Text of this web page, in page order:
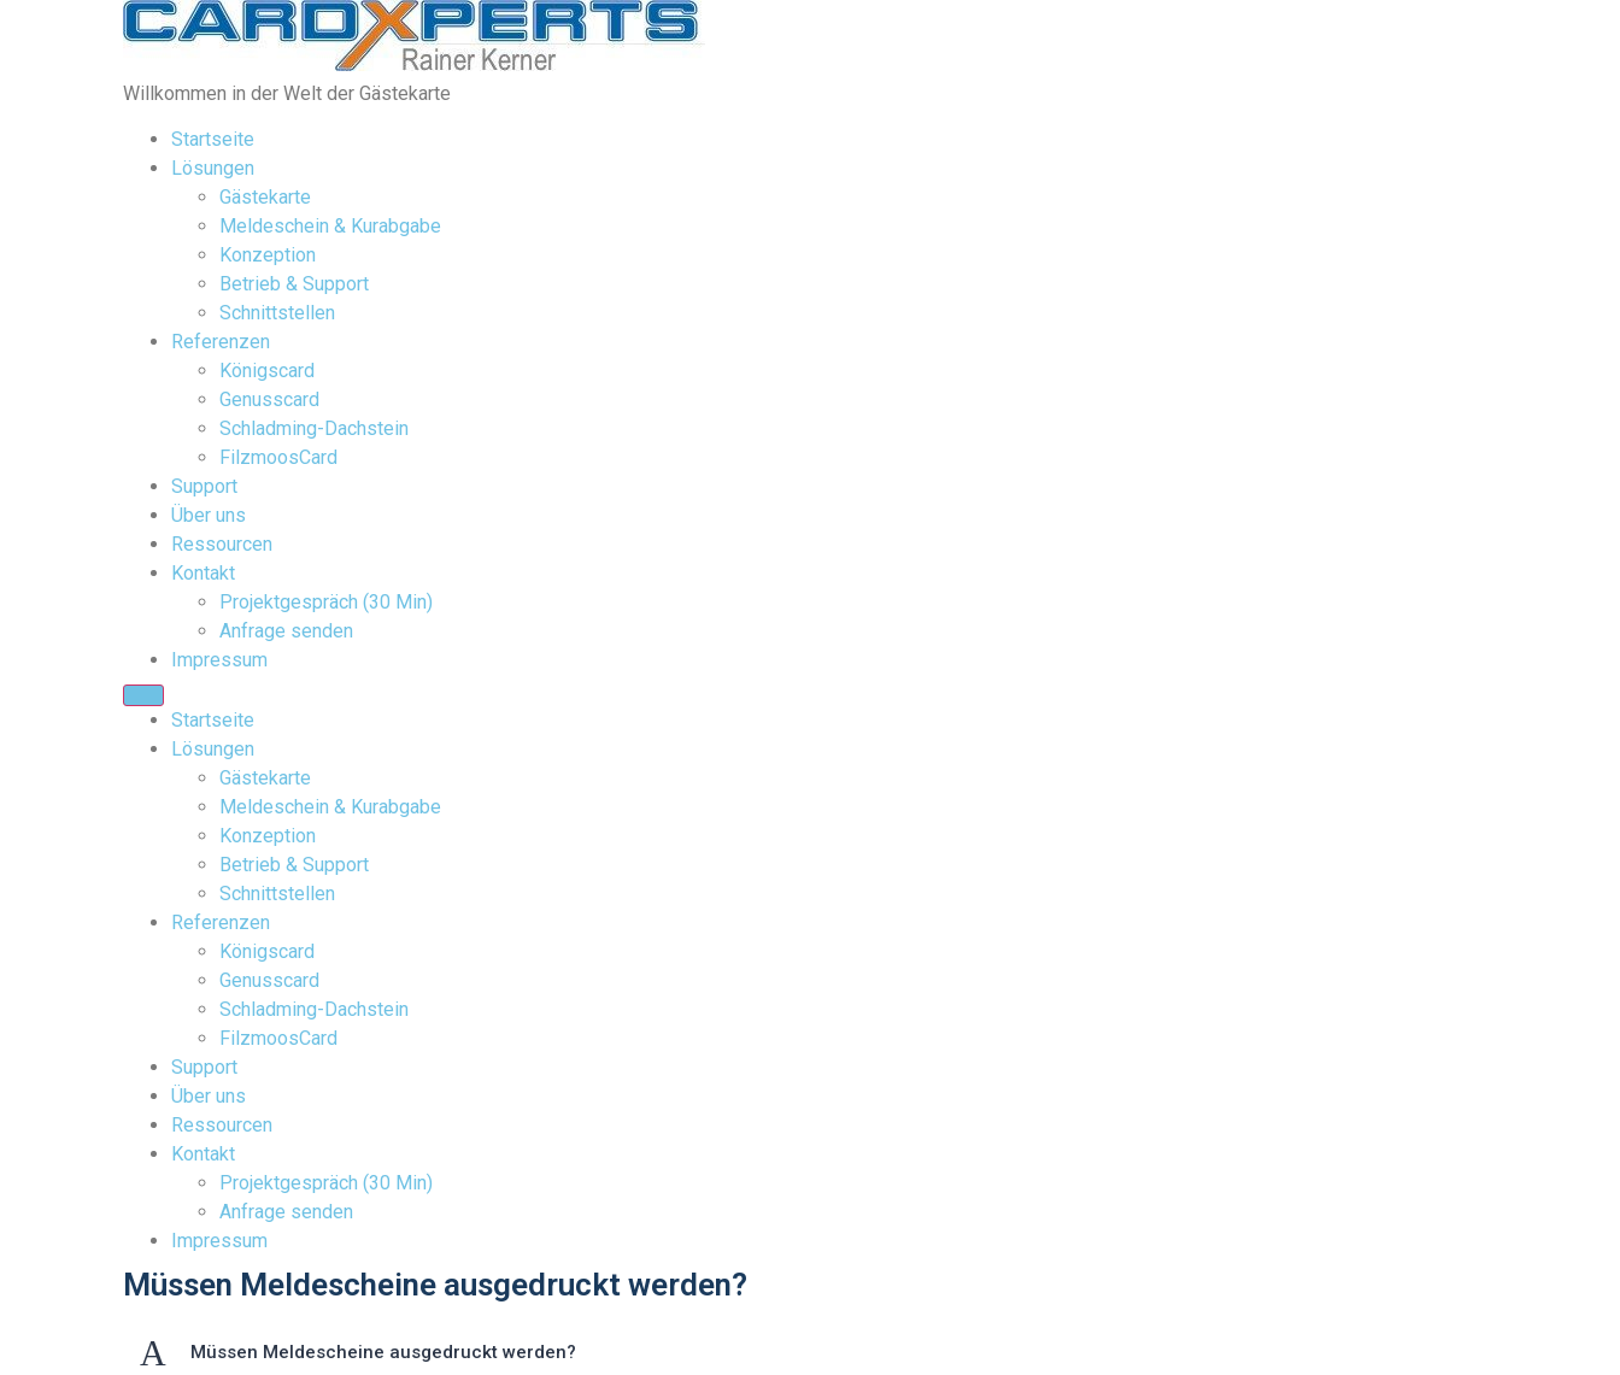
Willkommen in der Welt der Gästekarte
Startseite
Lösungen
Gästekarte
Meldeschein & Kurabgabe
Konzeption
Betrieb & Support
Schnittstellen
Referenzen
Königscard
Genusscard
Schladming-Dachstein
FilzmoosCard
Support
Über uns
Ressourcen
Kontakt
Projektgespräch (30 Min)
Anfrage senden
Impressum
Startseite
Lösungen
Gästekarte
Meldeschein & Kurabgabe
Konzeption
Betrieb & Support
Schnittstellen
Referenzen
Königscard
Genusscard
Schladming-Dachstein
FilzmoosCard
Support
Über uns
Ressourcen
Kontakt
Projektgespräch (30 Min)
Anfrage senden
Impressum
Müssen Meldescheine ausgedruckt werden?
A Müssen Meldescheine ausgedruckt werden?